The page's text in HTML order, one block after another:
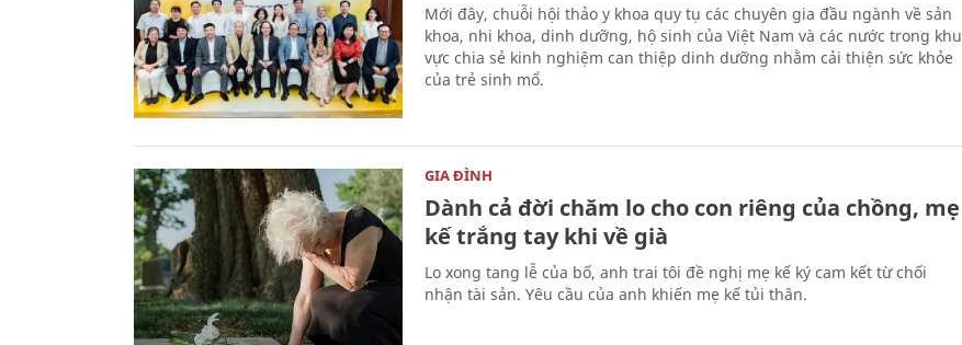
Mới đây, chuỗi hội thảo y khoa quy tụ các chuyên gia đầu ngành về sản
khoa, nhi khoa, dinh dưỡng, hộ sinh của Việt Nam và các nước trong khu
vực chia sẻ kinh nghiệm can thiệp dinh dưỡng nhằm cải thiện sức khỏe
của trẻ sinh mổ.
GIA ĐÌNH
Dành cả đời chăm lo cho con riêng của chồng, mẹ
kế trắng tay khi về già
Lo xong tang lễ của bố, anh trai tôi đề nghị mẹ kế ký cam kết từ chối
nhận tài sản. Yêu cầu của anh khiến mẹ kế tủi thân.